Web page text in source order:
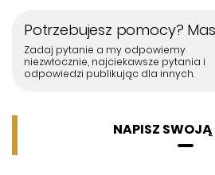
Potrzebujesz pomocy?
Zadaj pytanie a my odpowiemy
niezwłocznie, najciekawsze pytania i
odpowiedzi publikując dla innych.
NAPISZ SWOJĄ